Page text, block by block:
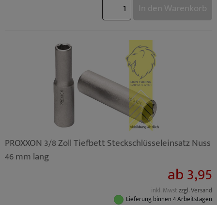
In den Warenkorb
PROXXON 3/8 Zoll Tiefbett Steckschlüsseleinsatz Nuss
46 mm lang
ab 3,95
inkl. Mwstzzgl. Versand
Lieferung binnen 4 Arbeitstagen